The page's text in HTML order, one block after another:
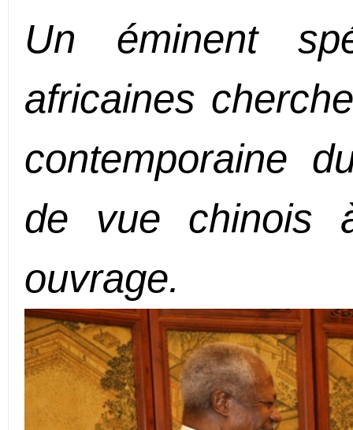
Un éminent
africaines
contemporaine
de vue chinois
ouvrage.